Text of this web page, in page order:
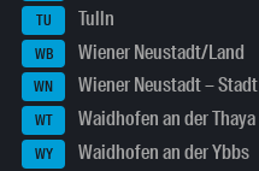
TU Tulln
WB Wiener Neustadt/Land
WN Wiener Neustadt – Stadt
WT Waidhofen an der Thaya
WY Waidhofen an der Ybbs